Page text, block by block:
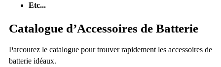
Etc...
Catalogue d’Accessoires de Batterie
Parcourez le catalogue pour trouver rapidement les accessoires de
batterie idéaux.